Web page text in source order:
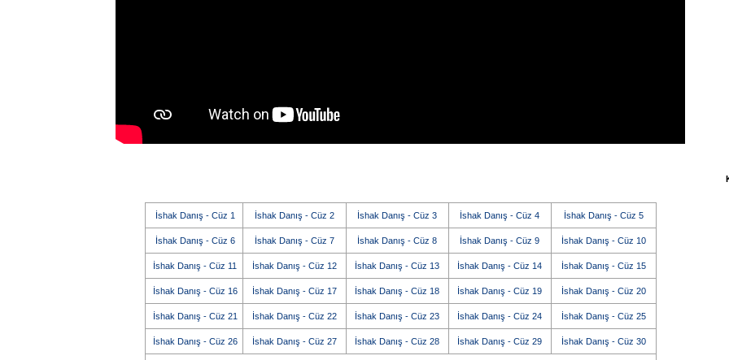
İshak Danış - Cüz 1 İshak Danış - Cüz 2 İshak Danış - Cüz 3 İshak Danış - Cüz 4 İshak Danış - Cüz 5
İshak Danış - Cüz 6 İshak Danış - Cüz 7 İshak Danış - Cüz 8 İshak Danış - Cüz 9 İshak Danış - Cüz 10
İshak Danış - Cüz 11 İshak Danış - Cüz 12 İshak Danış - Cüz 13 İshak Danış - Cüz 14 İshak Danış - Cüz 15
İshak Danış - Cüz 16 İshak Danış - Cüz 17 İshak Danış - Cüz 18 İshak Danış - Cüz 19 İshak Danış - Cüz 20
İshak Danış - Cüz 21 İshak Danış - Cüz 22 İshak Danış - Cüz 23 İshak Danış - Cüz 24 İshak Danış - Cüz 25
İshak Danış - Cüz 26 İshak Danış - Cüz 27 İshak Danış - Cüz 28 İshak Danış - Cüz 29 İshak Danış - Cüz 30